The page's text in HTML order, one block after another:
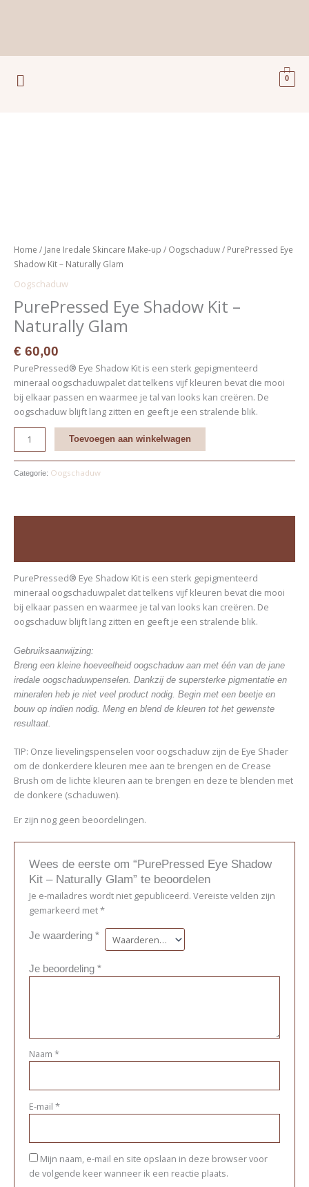
Menu 0
Home / Jane Iredale Skincare Make-up / Oogschaduw/ PurePressed Eye
Shadow Kit – Naturally Glam
Oogschaduw
PurePressed Eye Shadow Kit –
Naturally Glam
€ 60,00
PurePressed® Eye Shadow Kit is een sterk gepigmenteerd
mineraal oogschaduwpalet dat telkens vijf kleuren bevat die mooi
bij elkaar passen en waarmee je tal van looks kan creëren. De
oogschaduw blijft lang zitten en geeft je een stralende blik.
Glam
aantal
Toevoegen aan winkelwagen
Categorie: Oogschaduw
PurePressed® Eye Shadow Kit is een sterk gepigmenteerd
mineraal oogschaduwpalet dat telkens vijf kleuren bevat die mooi
bij elkaar passen en waarmee je tal van looks kan creëren. De
oogschaduw blijft lang zitten en geeft je een stralende blik.
Gebruiksaanwijzing:
Breng een kleine hoeveelheid oogschaduw aan met één van de jane
iredale oogschaduwpenselen. Dankzij de supersterke pigmentatie en
mineralen heb je niet veel product nodig. Begin met een beetje en
bouw op indien nodig. Meng en blend de kleuren tot het gewenste
resultaat.
TIP: Onze lievelingspenselen voor oogschaduw zijn de Eye Shader
om de donkerdere kleuren mee aan te brengen en de Crease
Brush om de lichte kleuren aan te brengen en deze te blenden met
de donkere (schaduwen).
Er zijn nog geen beoordelingen.
Wees de eerste om “PurePressed Eye Shadow
Kit – Naturally Glam” te beoordelen
Je e-mailadres wordt niet gepubliceerd. Vereiste velden zijn
gemarkeerd met*
Je waardering *
Je beoordeling *
Naam *
E-mail *
Mijn naam, e-mail en site opslaan in deze browser voor
de volgende keer wanneer ik een reactie plaats.